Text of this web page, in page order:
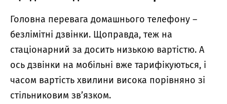
Головна перевага домашнього телефону –
безлімітні дзвінки. Щоправда, теж на
стаціонарний за досить низькою вартістю. А
ось дзвінки на мобільні вже тарифікуються, і
часом вартість хвилини висока порівняно зі
стільниковим зв’язком.